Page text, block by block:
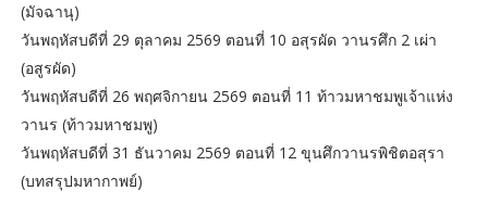
(มัจฉานุ)
วันพฤหัสบดีที่ 29 ตุลาคม 2569 ตอนที่ 10 อสุรผัด วานรศึก 2 เผ่า
(อสูรผัด)
วันพฤหัสบดีที่ 26 พฤศจิกายน 2569 ตอนที่ 11 ท้าวมหาชมพูเจ้าแห่ง
วานร (ท้าวมหาชมพู)
วันพฤหัสบดีที่ 31 ธันวาคม 2569 ตอนที่ 12 ขุนศึกวานรพิชิตอสุรา
(บทสรุปมหากาพย์)